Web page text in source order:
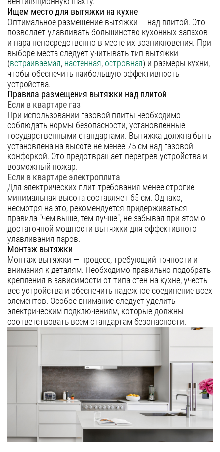
Волгоград
Ищем место для вытяжки на кухне
Оптимальное размещение вытяжки — над плитой. Это
позволяет улавливать большинство кухонных запахов
и пара непосредственно в месте их возникновения. При
выборе места следует учитывать тип вытяжки
(встраиваемая, настенная, островная) и размеры кухни,
чтобы обеспечить наибольшую эффективность
устройства.
Правила размещения вытяжки над плитой
Если в квартире газ
При использовании газовой плиты необходимо
соблюдать нормы безопасности, установленные
государственными стандартами. Вытяжка должна быть
установлена на высоте не менее 75 см над газовой
конфоркой. Это предотвращает перегрев устройства и
возможный пожар.
Если в квартире электроплита
Для электрических плит требования менее строгие —
минимальная высота составляет 65 см. Однако,
несмотря на это, рекомендуется придерживаться
правила "чем выше, тем лучше", не забывая при этом о
достаточной мощности вытяжки для эффективного
улавливания паров.
Монтаж вытяжки
Монтаж вытяжки — процесс, требующий точности и
внимания к деталям. Необходимо правильно подобрать
крепления в зависимости от типа стен на кухне, учесть
вес устройства и обеспечить надежное соединение всех
элементов. Особое внимание следует уделить
электрическим подключениям, которые должны
соответствовать всем стандартам безопасности.